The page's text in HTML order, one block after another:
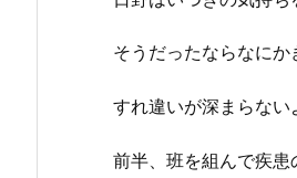
そうだったならなにか
すれ違いが深まらない
前半、班を組んで疾患